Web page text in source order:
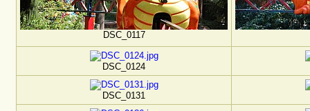
DSC_0117
DSC_0124
DSC_0131